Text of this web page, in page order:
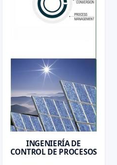
INGENIERÍA DE
CONTROL DE PROCESOS